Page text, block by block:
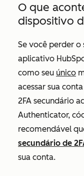
O que
dispositivo
Se você perder o
aplicativo
como seu único
acessar sua
2FA secundário
Authenticator,
recomendável
secundário de
sua conta.